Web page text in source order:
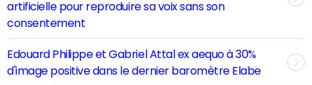
artificielle pour reproduire sa voix sans son
consentement
Edouard Philippe et Gabriel Attal ex aequo à 30%
d'image positive dans le dernier baromètre Elabe